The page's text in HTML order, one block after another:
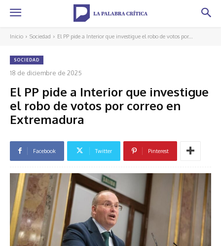
Inicio Sociedad El PP pide a Interior que investigue el robo de votos por...
SOCIEDAD
18 de diciembre de 2025
El PP pide a Interior que investigue
el robo de votos por correo en
Extremadura
Facebook Twitter Pinterest